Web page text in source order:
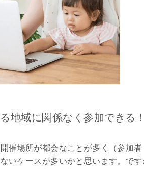
地域に関係なく参加できる！
催場所が都会なことが多く（参加
いケースが多いかと思います。で